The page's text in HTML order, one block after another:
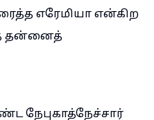
எரேமியா என்கிற
தன்னைத்
நேபுகாத்நேச்சார்